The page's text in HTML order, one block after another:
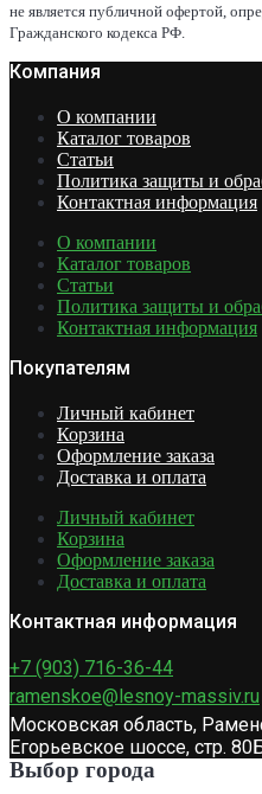
не является публичной офертой,
Гражданского кодекса РФ.
Компания
О компании
Каталог товаров
Статьи
Политика защиты и
Контактная информация
О компании
Каталог товаров
Статьи
Политика защиты и
Контактная информация
Покупателям
Личный кабинет
Корзина
Оформление заказа
Доставка и оплата
Личный кабинет
Корзина
Оформление заказа
Доставка и оплата
Контактная информация
+7 (903) 716-36-44
ramenskoe@lesnoy-massiv.ru
Московская область,
Егорьевское шоссе, стр.
Выбор города